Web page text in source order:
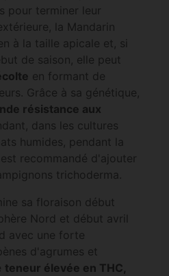
pour terminer leur
la Mandarin
à la taille apicale et, si
de saison, elle peut
en formant de
Grâce à sa génétique,
résistance aux
dans les cultures
humides, pendant la
recommandé d'ajouter
trichoderma.
sa floraison début
Nord et début avril
avec une forte
d'agrumes et
teneur élevée en THC,